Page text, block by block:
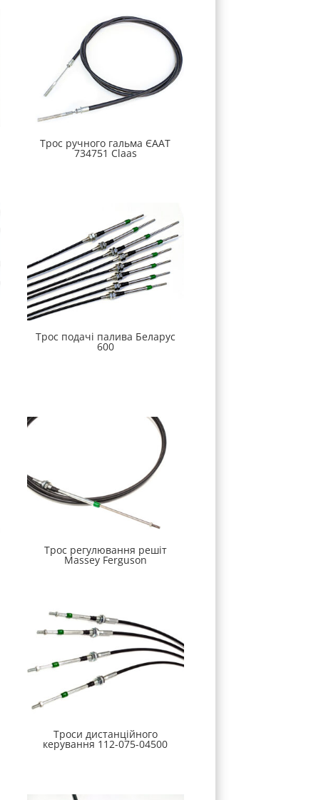
Трос ручного гальма ЄААТ
734751 Claas
Трос подачі палива Беларус
600
Трос регулювання решіт
Massey Ferguson
Троси дистанційного
керування 112-075-04500